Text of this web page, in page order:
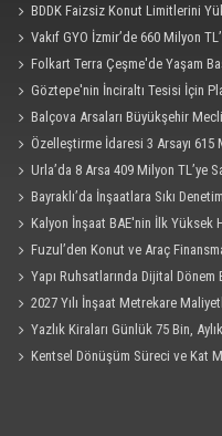
BDDK Faizsiz Konut Limitlerini
Vakıf GYO İzmir’de 660 Milyon
Folkart Terra Çeşme'de Yaşam
Göztepe'nin İnciraltı Tesisi İçin
Balçova Arsaları Büyükşehir
Özelleştirme İdaresi 3 Arsayı 615
Urla’da 8 Arsa 409 Milyon TL’ye
Bayraklı’da İnşaatlara Sıkı Denetim
Kalyon İnşaat BAE'nin İlk Yüksek
Fuzul’den Konut ve Araç
Yapı Ruhsatlarında Dijital
Gazete'de
2027 Yılı İnşaat Metrekare
Yazlık Kiraları Günlük 75 Bin,
Kentsel Dönüşüm Süreci ve Kat